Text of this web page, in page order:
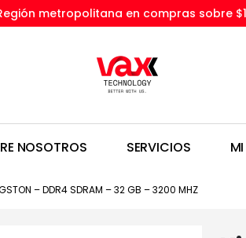
metropolitana en compras sobre
NOSOTROS SERVICIOS
– DDR4 SDRAM – 32 GB – 3200 MHZ